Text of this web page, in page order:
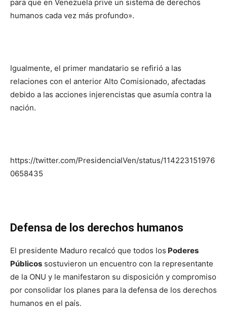
para que en Venezuela prive un sistema de derechos
humanos cada vez más profundo».
Igualmente, el primer mandatario se refirió a las
relaciones con el anterior Alto Comisionado, afectadas
debido a las acciones injerencistas que asumía contra la
nación.
https://twitter.com/PresidencialVen/status/114223151976
0658435
Defensa de los derechos humanos
El presidente Maduro recalcó que todos los Poderes
Públicos sostuvieron un encuentro con la representante
de la ONU y le manifestaron su disposición y compromiso
por consolidar los planes para la defensa de los derechos
humanos en el país.